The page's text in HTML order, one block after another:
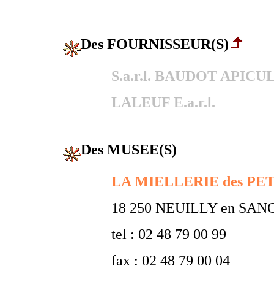
Des FOURNISSEUR(S)
S.a.r.l. BAUDOT
LALEUF E.a.r.l.
Des MUSEE(S)
LA MIELLERIE des
18 250 NEUILLY en
tel : 02 48 79 00 99
fax : 02 48 79 00 04